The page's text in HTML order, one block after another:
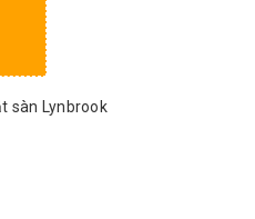
sàn Lynbrook